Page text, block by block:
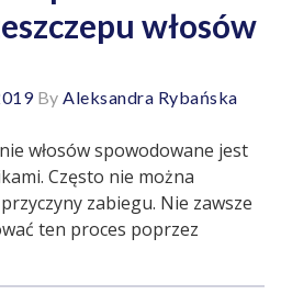
włosów
By Aleksandra Rybańska
włosów spowodowane jest
Często nie można
zabiegu. Nie zawsze
ten proces poprzez